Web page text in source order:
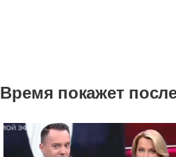
Время покажет